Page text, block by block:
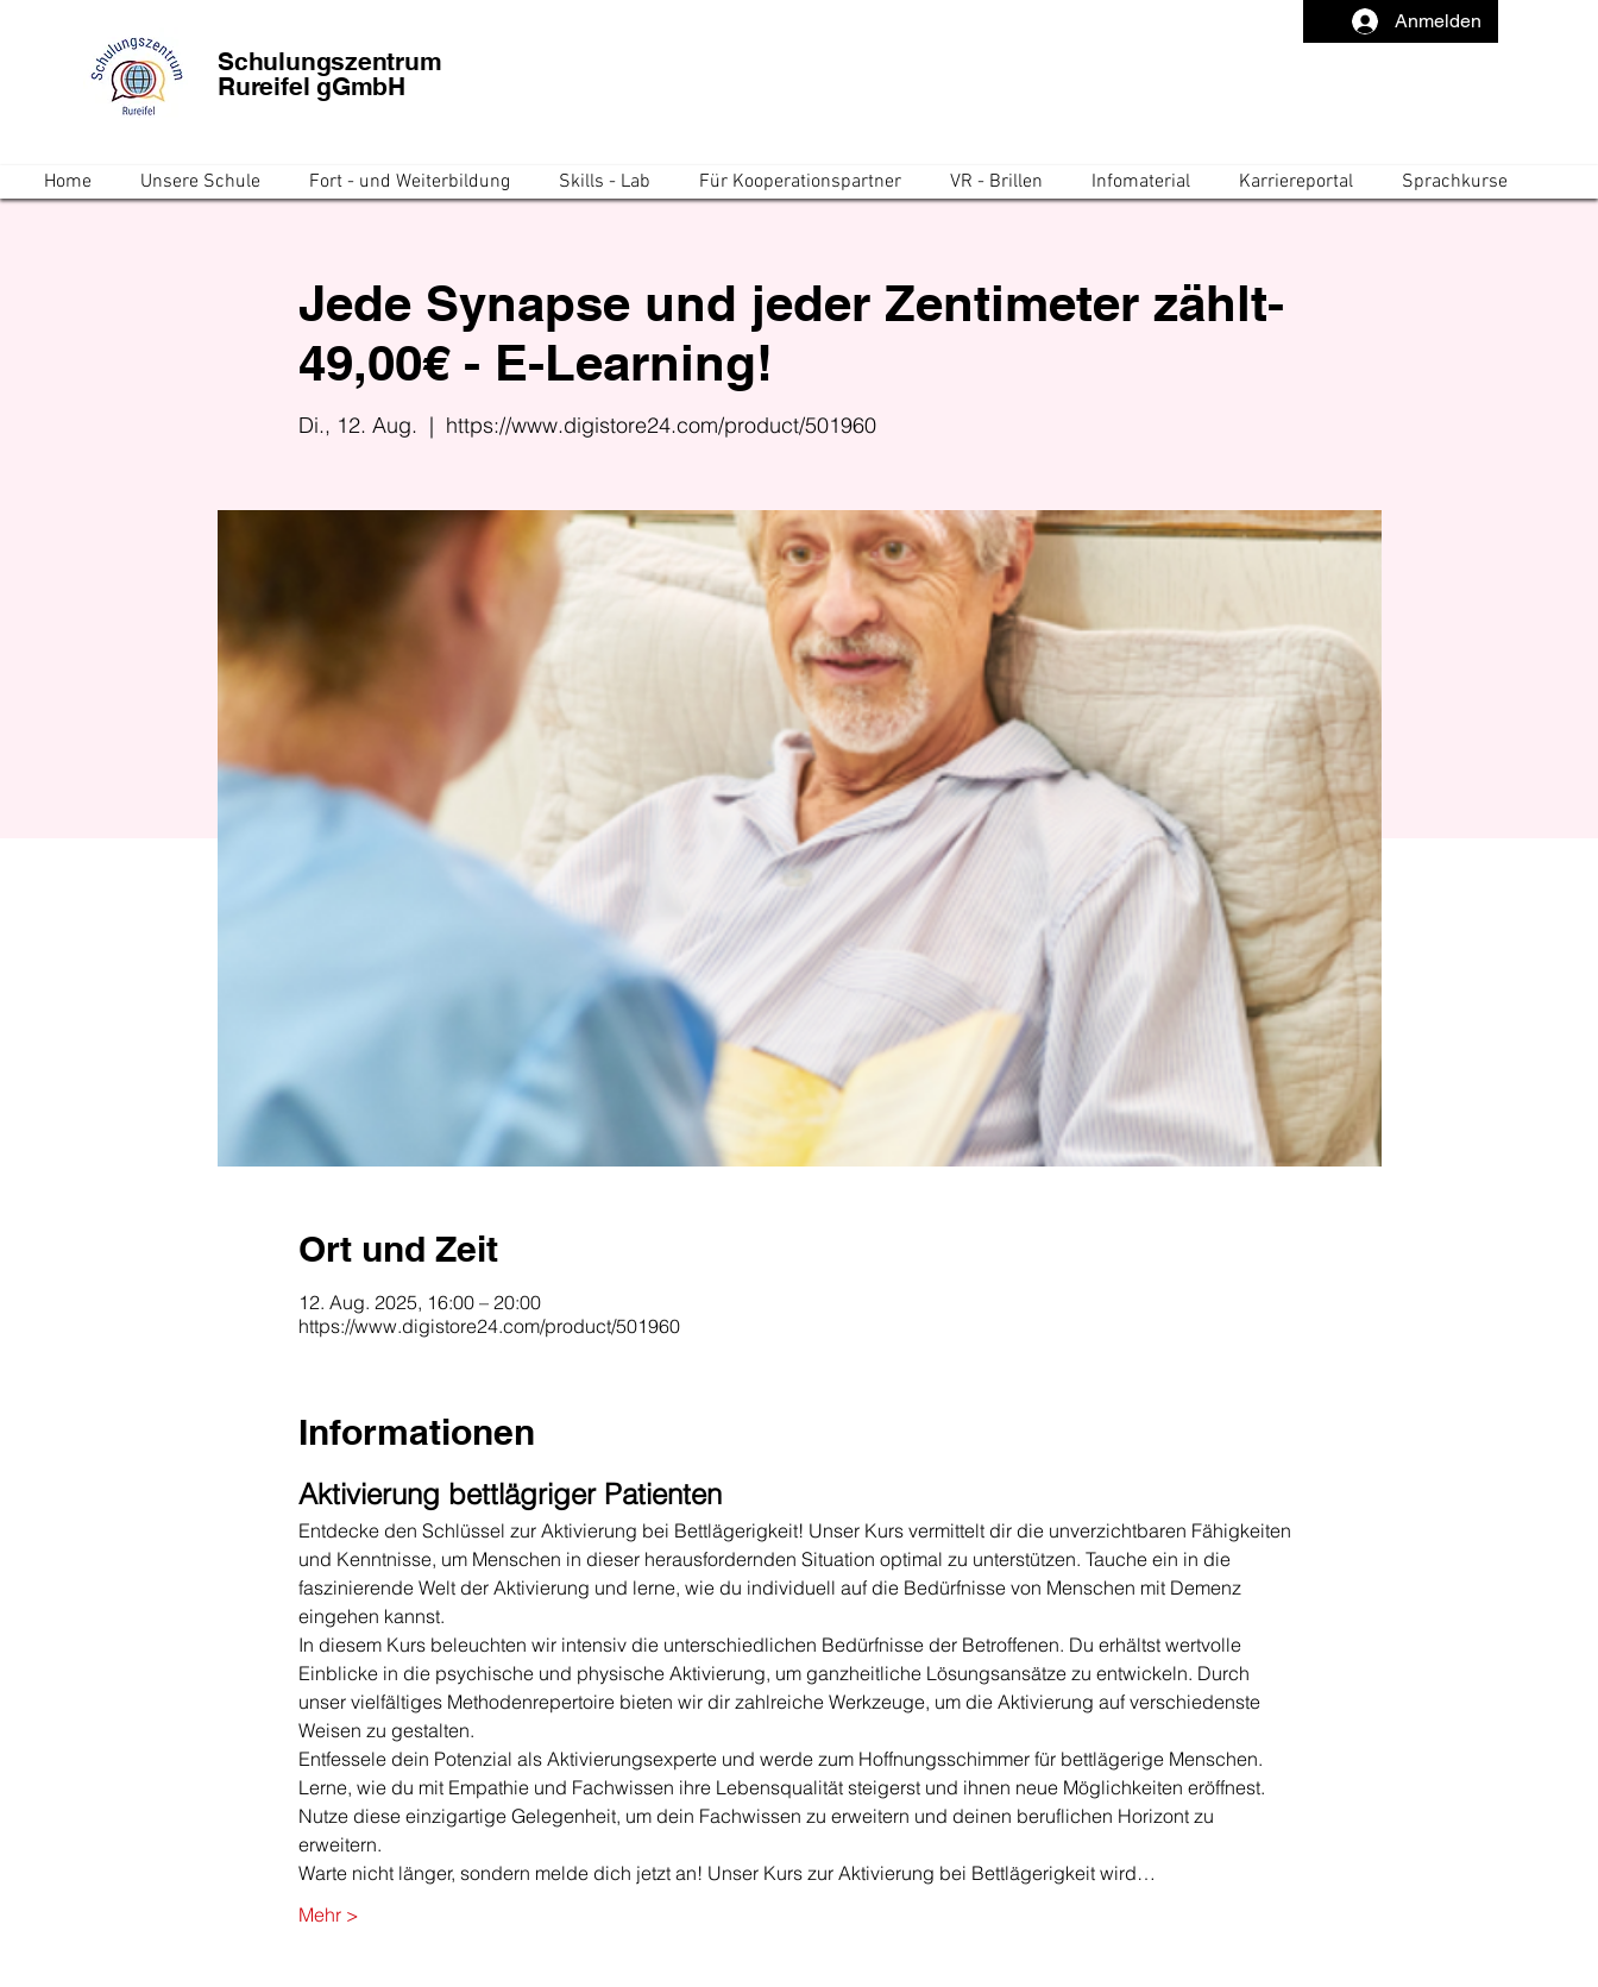
Anmelden
Schulungszentrum
Rureifel gGmbH
Home Unsere Schule Fort - und Weiterbildung Skills - Lab Für Kooperationspartner VR - Brillen Infomaterial Karriereportal Sprachkurse
Jede Synapse und jeder Zentimeter zählt-
49,00€ - E-Learning!
Di., 12. Aug.
  |
https://www.digistore24.com/product/501960
Ort und Zeit
12. Aug. 2025, 16:00 – 20:00
https://www.digistore24.com/product/501960
Informationen
Aktivierung bettlägriger Patienten
Entdecke den Schlüssel zur Aktivierung bei Bettlägerigkeit! Unser Kurs vermittelt dir die unverzichtbaren Fähigkeiten
und Kenntnisse, um Menschen in dieser herausfordernden Situation optimal zu unterstützen. Tauche ein in die
faszinierende Welt der Aktivierung und lerne, wie du individuell auf die Bedürfnisse von Menschen mit Demenz
eingehen kannst.
In diesem Kurs beleuchten wir intensiv die unterschiedlichen Bedürfnisse der Betroffenen. Du erhältst wertvolle
Einblicke in die psychische und physische Aktivierung, um ganzheitliche Lösungsansätze zu entwickeln. Durch
unser vielfältiges Methodenrepertoire bieten wir dir zahlreiche Werkzeuge, um die Aktivierung auf verschiedenste
Weisen zu gestalten.
Entfessele dein Potenzial als Aktivierungsexperte und werde zum Hoffnungsschimmer für bettlägerige Menschen.
Lerne, wie du mit Empathie und Fachwissen ihre Lebensqualität steigerst und ihnen neue Möglichkeiten eröffnest.
Nutze diese einzigartige Gelegenheit, um dein Fachwissen zu erweitern und deinen beruflichen Horizont zu
erweitern.
Warte nicht länger, sondern melde dich jetzt an! Unser Kurs zur Aktivierung bei Bettlägerigkeit wird…
Mehr >